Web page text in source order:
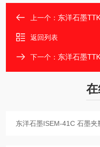
上一个： 东洋石墨
返回列表
下一个： 东洋石墨